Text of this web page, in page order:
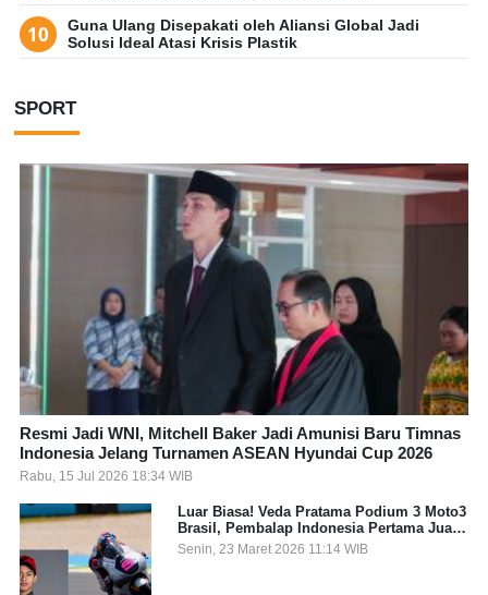
Guna Ulang Disepakati oleh Aliansi Global Jadi
Solusi Ideal Atasi Krisis Plastik
SPORT
Resmi Jadi WNI, Mitchell Baker Jadi Amunisi Baru Timnas
Indonesia Jelang Turnamen ASEAN Hyundai Cup 2026
Rabu, 15 Jul 2026 18:34 WIB
Luar Biasa! Veda Pratama Podium 3 Moto3
Brasil, Pembalap Indonesia Pertama Juara
Grand Prix
Senin, 23 Maret 2026 11:14 WIB